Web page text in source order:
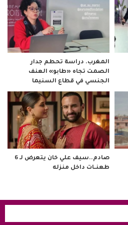
المغرب. دراسة تحطم جدار
الصمت تجاه «طابو» العنف
الجنسي في قطاع السنيما
صادم..سيف علي خان يتعرض لـ 6
طعنــات داخل منزله